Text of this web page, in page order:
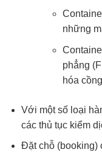
những
phẳng
hóa
Với một số loại
các thủ tục kiểm
Đặt chỗ (booking)